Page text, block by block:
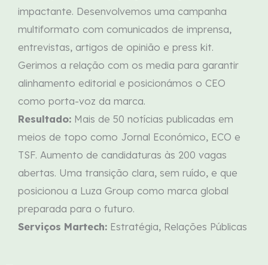
impactante. Desenvolvemos uma campanha
multiformato com comunicados de imprensa,
entrevistas, artigos de opinião e press kit.
Gerimos a relação com os media para garantir
alinhamento editorial e posicionámos o CEO
como porta-voz da marca.
Resultado: Mais de 50 notícias publicadas em
meios de topo como Jornal Económico, ECO e
TSF. Aumento de candidaturas às 200 vagas
abertas. Uma transição clara, sem ruído, e que
posicionou a Luza Group como marca global
preparada para o futuro.
Serviços Martech: Estratégia, Relações Públicas